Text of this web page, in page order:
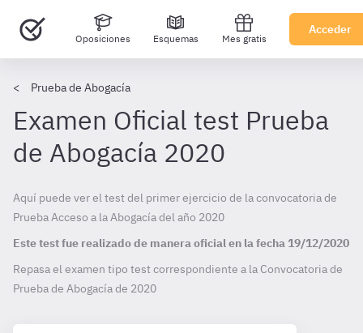
Oposiciones Esquemas Mes gratis
Acceder
Prueba de Abogacía
Examen Oficial test Prueba
de Abogacía 2020
Aquí puede ver el test del primer ejercicio de la convocatoria de
Prueba Acceso a la Abogacía del año 2020
Este test fue realizado de manera oficial en la fecha 19/12/2020
Repasa el examen tipo test correspondiente a la Convocatoria de
Prueba de Abogacía de 2020